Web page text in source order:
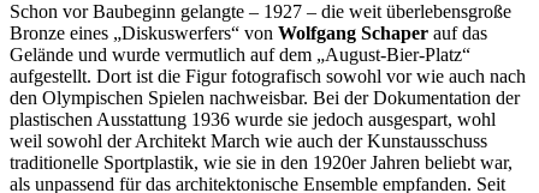
Schon vor Baubeginn gelangte – 1927 – die weit überlebensgroße
Bronze eines „Diskuswerfers“ von Wolfgang Schaper auf das
Gelände und wurde vermutlich auf dem „August-Bier-Platz“
aufgestellt. Dort ist die Figur fotografisch sowohl vor wie auch nach
den Olympischen Spielen nachweisbar. Bei der Dokumentation der
plastischen Ausstattung 1936 wurde sie jedoch ausgespart, wohl
weil sowohl der Architekt March wie auch der Kunstausschuss
traditionelle Sportplastik, wie sie in den 1920er Jahren beliebt war,
als unpassend für das architektonische Ensemble empfanden. Seit